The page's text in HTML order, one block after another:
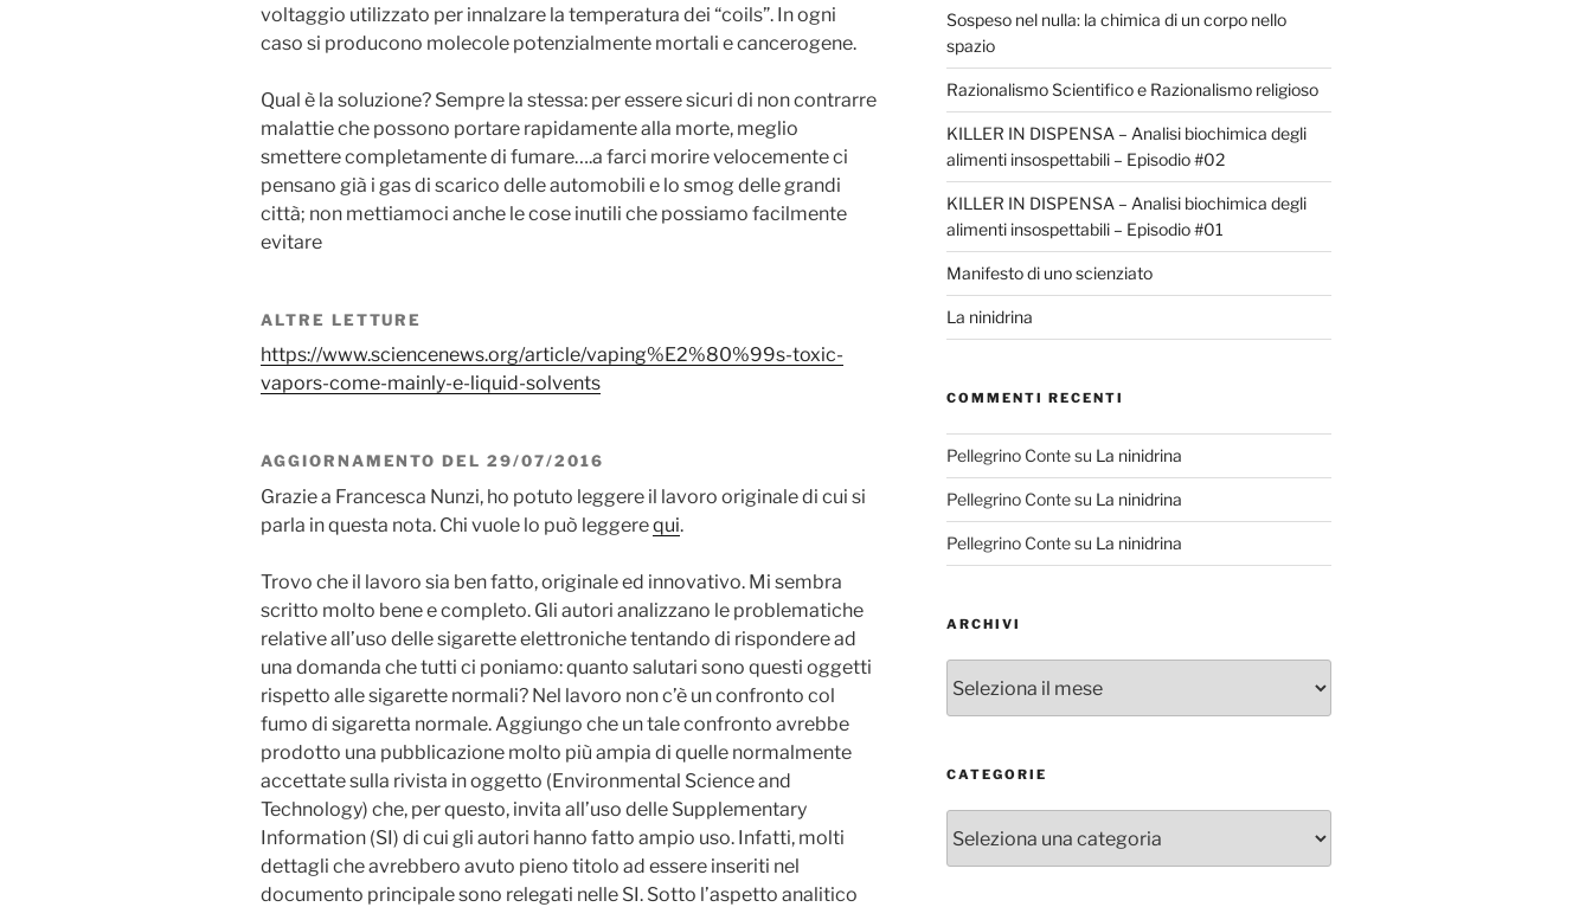
voltaggio utilizzato per innalzare la temperatura dei “coils”. In ogni
caso si producono molecole potenzialmente mortali e cancerogene.
Qual è la soluzione? Sempre la stessa: per essere sicuri di non contrarre
malattie che possono portare rapidamente alla morte, meglio
smettere completamente di fumare….a farci morire velocemente ci
pensano già i gas di scarico delle automobili e lo smog delle grandi
città; non mettiamoci anche le cose inutili che possiamo facilmente
evitare
ALTRE LETTURE
https://www.sciencenews.org/article/vaping%E2%80%99s-toxic-
vapors-come-mainly-e-liquid-solvents
AGGIORNAMENTO DEL 29/07/2016
Grazie a Francesca Nunzi, ho potuto leggere il lavoro originale di cui si
parla in questa nota. Chi vuole lo può leggerequi.
Trovo che il lavoro sia ben fatto, originale ed innovativo. Mi sembra
scritto molto bene e completo. Gli autori analizzano le problematiche
relative all’uso delle sigarette elettroniche tentando di rispondere ad
una domanda che tutti ci poniamo: quanto salutari sono questi oggetti
rispetto alle sigarette normali? Nel lavoro non c’è un confronto col
fumo di sigaretta normale. Aggiungo che un tale confronto avrebbe
prodotto una pubblicazione molto più ampia di quelle normalmente
accettate sulla rivista in oggetto (Environmental Science and
Technology) che, per questo, invita all’uso delle Supplementary
Information (SI) di cui gli autori hanno fatto ampio uso. Infatti, molti
dettagli che avrebbero avuto pieno titolo ad essere inseriti nel
documento principale sono relegati nelle SI. Sotto l’aspetto analitico
Sospeso nel nulla: la chimica di un corpo nello
spazio
Razionalismo Scientifico e Razionalismo religioso
KILLER IN DISPENSA – Analisi biochimica degli
alimenti insospettabili – Episodio #02
KILLER IN DISPENSA – Analisi biochimica degli
alimenti insospettabili – Episodio #01
Manifesto di uno scienziato
La ninidrina
COMMENTI RECENTI
Pellegrino Contesu La ninidrina
Pellegrino Contesu La ninidrina
Pellegrino Contesu La ninidrina
ARCHIVI
CATEGORIE